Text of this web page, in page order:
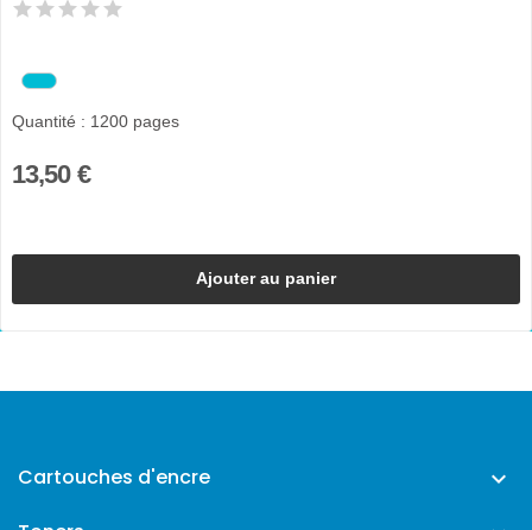
Quantité : 1200 pages
13,50 €
Ajouter au panier
Cartouches d'encre 